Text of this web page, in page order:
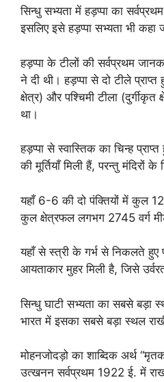
सिन्धु सभ्यता में हड़प्पा का
इसलिए इसे हड़प्पा सभ्यता भी कहा
हड़प्पा के टीलों की सर्वप्रथम
ने दी थी। हड़प्पा से दो टीले प्राप्त
क्षेत्र) और पश्चिमी टीला
था।
हड़प्पा से स्वास्तिक का चिन्ह
की मूर्तियाँ मिली हैं, परन्तु मंदिरों
यहाँ 6-6 की दो पंक्तियों में कुल
कुल क्षेत्रफल लगभग 2745 वर्ग
यहाँ से स्त्री के गर्भ से निकलते
आयताकार मुहर मिली है, जिसे
सिन्धु घाटी सभ्यता का सबसे बड़ा
भारत में इसका सबसे बड़ा स्थल
मोहनजोदड़ो का शाब्दिक अर्थ
उत्खनन सर्वप्रथम 1922 ई. में